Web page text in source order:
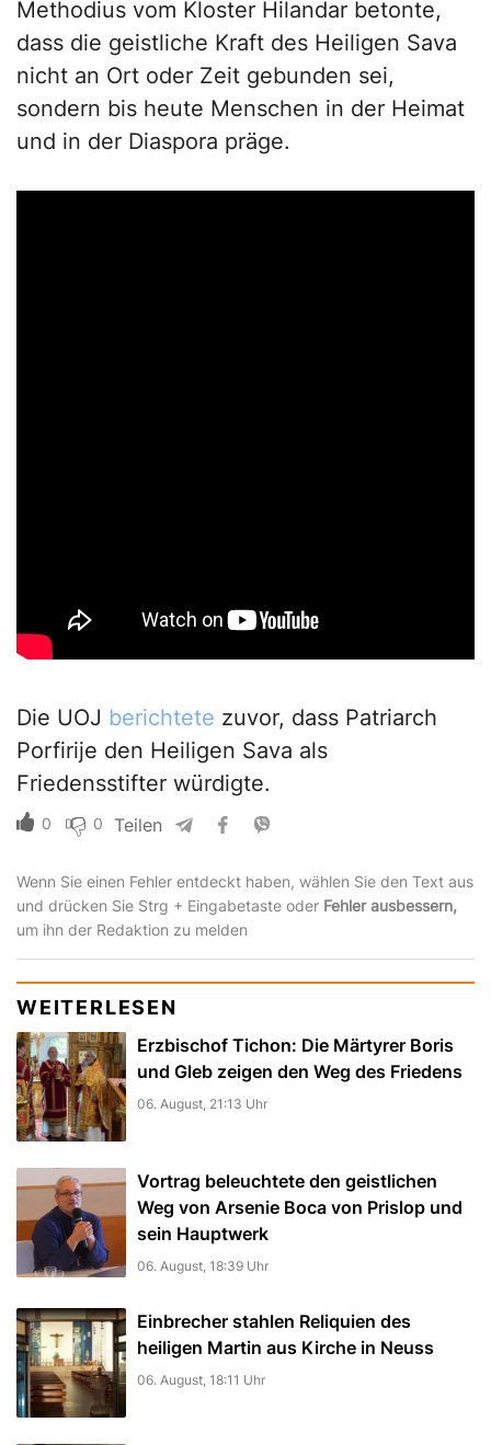
Methodius vom Kloster Hilandar betonte,
dass die geistliche Kraft des Heiligen Sava
nicht an Ort oder Zeit gebunden sei,
sondern bis heute Menschen in der Heimat
und in der Diaspora präge.
Die UOJ berichtete zuvor, dass Patriarch
Porfirije den Heiligen Sava als
Friedensstifter würdigte.
0 0 Teilen
Wenn Sie einen Fehler entdeckt haben, wählen Sie den Text aus
und drücken Sie Strg + Eingabetaste oder Fehler ausbessern,
um ihn der Redaktion zu melden
WEITERLESEN
Erzbischof Tichon: Die Märtyrer Boris
und Gleb zeigen den Weg des Friedens
06. August, 21:13 Uhr
Vortrag beleuchtete den geistlichen
Weg von Arsenie Boca von Prislop und
sein Hauptwerk
06. August, 18:39 Uhr
Einbrecher stahlen Reliquien des
heiligen Martin aus Kirche in Neuss
06. August, 18:11 Uhr